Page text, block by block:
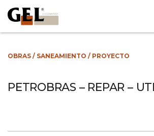
OBRAS / SANEAMIENTO / PROYECTO
PETROBRAS – REPAR –